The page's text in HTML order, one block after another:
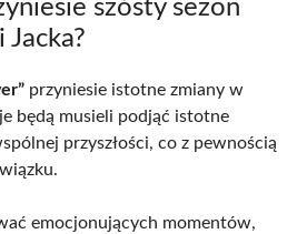
szósty sezon
przyniesie istotne zmiany w
będą musieli podjąć istotne
przyszłości, co z pewnością
emocjonujących momentów,